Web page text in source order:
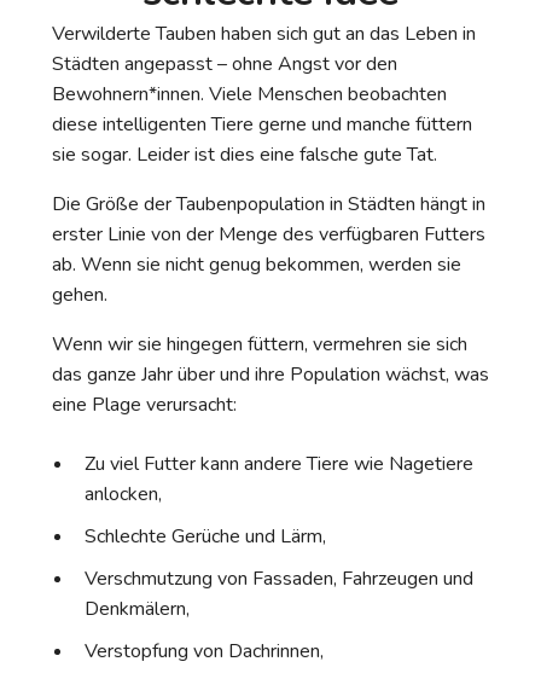
Verwilderte Tauben haben sich gut an das Leben in
Städten angepasst – ohne Angst vor den
Bewohnern*innen. Viele Menschen beobachten
diese intelligenten Tiere gerne und manche füttern
sie sogar. Leider ist dies eine falsche gute Tat.
Die Größe der Taubenpopulation in Städten hängt in
erster Linie von der Menge des verfügbaren Futters
ab. Wenn sie nicht genug bekommen, werden sie
gehen.
Wenn wir sie hingegen füttern, vermehren sie sich
das ganze Jahr über und ihre Population wächst, was
eine Plage verursacht:
Zu viel Futter kann andere Tiere wie Nagetiere
anlocken,
Schlechte Gerüche und Lärm,
Verschmutzung von Fassaden, Fahrzeugen und
Denkmälern,
Verstopfung von Dachrinnen,